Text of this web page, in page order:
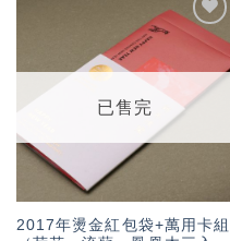
加入
「願
望輕
單」
已售完
2017年燙金紅包袋+萬用卡組